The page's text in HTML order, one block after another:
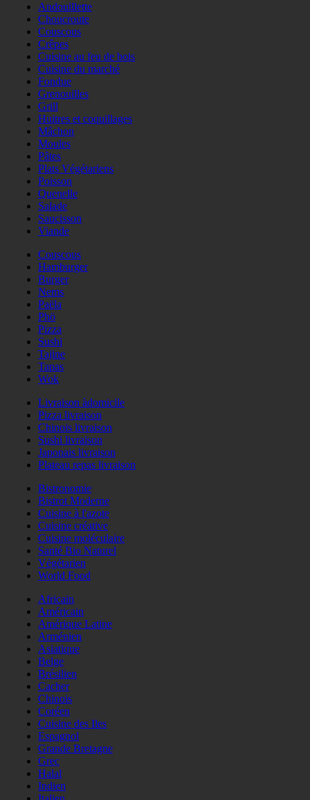
Andouillette
Choucroute
Couscous
Crêpes
Cuisine au feu de bois
Cuisine du marché
Fondue
Grenouilles
Grill
Huitres et coquillages
Mâchon
Moules
Pâtes
Plats Végétariens
Poisson
Quenelle
Salade
Saucisson
Viande
Couscous
Hamburger
Burger
Nems
Paëla
Phö
Pizza
Sushi
Tajine
Tapas
Wok
Livraison àdomicile
Pizza livraison
Chinois livraison
Sushi livraison
Japonais livraison
Plateau repas livraison
Bistronomie
Bistrot Moderne
Cuisine à l'azote
Cuisine créative
Cuisine moléculaire
Santé Bio Naturel
Végétarien
World Food
Africain
Américain
Amérique Latine
Arménien
Asiatique
Belge
Brésilien
Cacher
Chinois
Coréen
Cuisine des Iles
Espagnol
Grande Bretagne
Grec
Halal
Indien